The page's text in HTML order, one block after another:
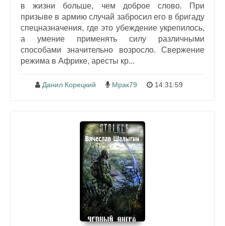
в жизни больше, чем доброе слово. При
призыве в армию случай забросил его в бригаду
спецназначения, где это убеждение укрепилось,
а умение применять силу различными
способами значительно возросло. Свержение
режима в Африке, аресты кр...
Данил Корецкий Мрак79 14:31:59